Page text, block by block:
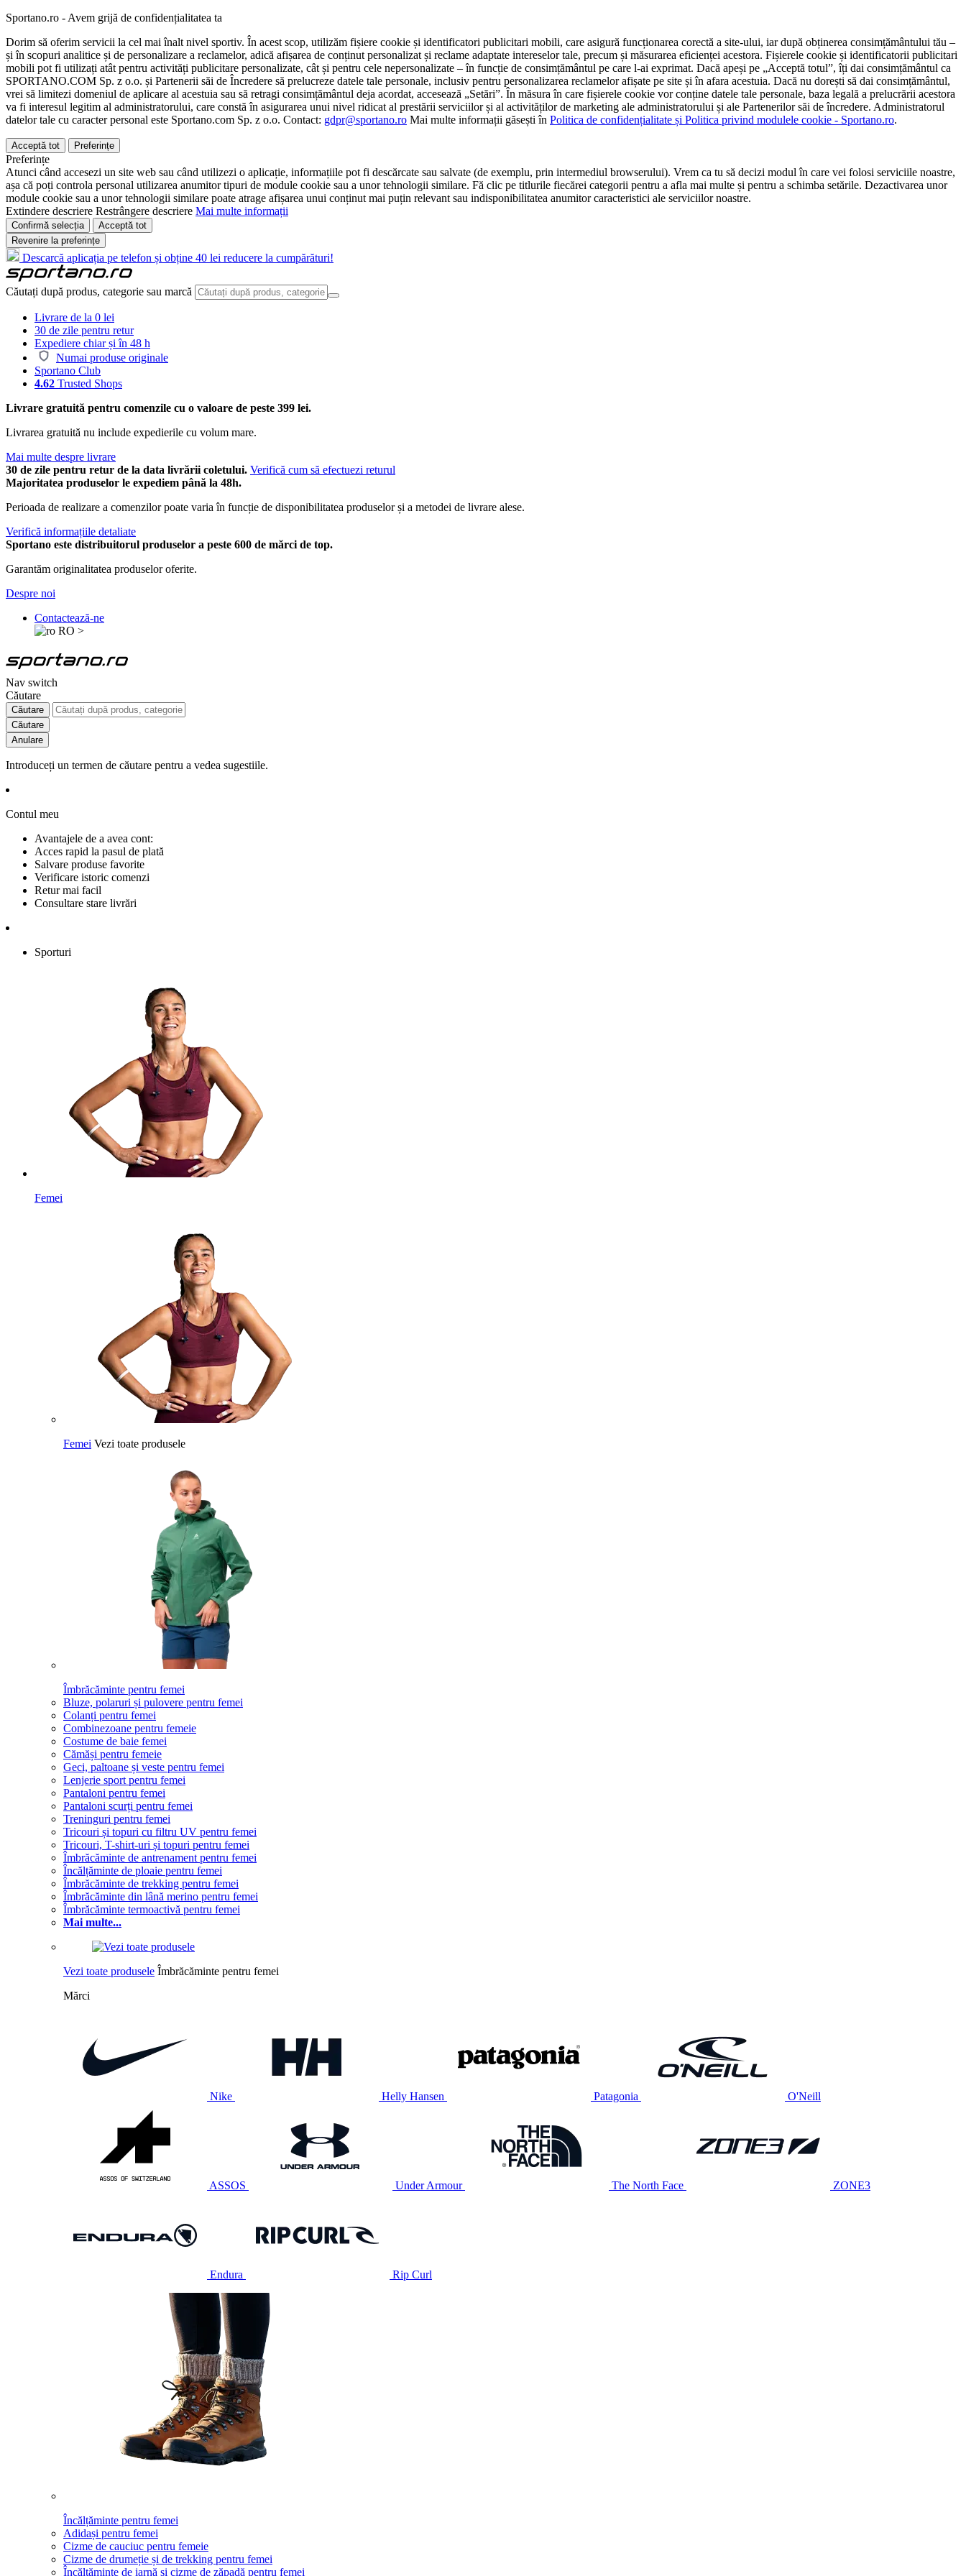
Sportano.ro - Avem grijă de confidențialitatea ta
Dorim să oferim servicii la cel mai înalt nivel sportiv. În acest scop, utilizăm fișiere cookie și identificatori publicitari mobili, care asigură funcționarea corectă a site-ului, iar după obținerea consimțământului tău –
și în scopuri analitice și de personalizare a reclamelor, adică afișarea de conținut personalizat și reclame adaptate intereselor tale, precum și măsurarea eficienței acestora. Fișierele cookie și identificatorii publicitari
mobili pot fi utilizați atât pentru activități publicitare personalizate, cât și pentru cele nepersonalizate – în funcție de consimțământul pe care l-ai exprimat. Dacă apeși pe „Acceptă totul”, îți dai consimțământul ca
SPORTANO.COM Sp. z o.o. și Partenerii săi de Încredere să prelucreze datele tale personale, inclusiv pentru personalizarea reclamelor afișate pe site și în afara acestuia. Dacă nu dorești să dai consimțământul,
vrei să limitezi domeniul de aplicare al acestuia sau să retragi consimțământul deja acordat, accesează „Setări”. În măsura în care fișierele cookie vor conține datele tale personale, baza legală a prelucrării acestora
va fi interesul legitim al administratorului, care constă în asigurarea unui nivel ridicat al prestării serviciilor și al activităților de marketing ale administratorului și ale Partenerilor săi de încredere. Administratorul
datelor tale cu caracter personal este Sportano.com Sp. z o.o. Contact: gdpr@sportano.ro Mai multe informații găsești în Politica de confidențialitate și Politica privind modulele cookie - Sportano.ro.
Acceptă tot Preferințe
Preferințe
Atunci când accesezi un site web sau când utilizezi o aplicație, informațiile pot fi descărcate sau salvate (de exemplu, prin intermediul browserului). Vrem ca tu să decizi modul în care vei folosi serviciile noastre,
așa că poți controla personal utilizarea anumitor tipuri de module cookie sau a unor tehnologii similare. Fă clic pe titlurile fiecărei categorii pentru a afla mai multe și pentru a schimba setările. Dezactivarea unor
module cookie sau a unor tehnologii similare poate atrage afișarea unui conținut mai puțin relevant sau indisponibilitatea anumitor caracteristici ale serviciilor noastre.
Extindere descriere Restrângere descriere Mai multe informații
Confirmă selecția
Acceptă tot
Revenire la preferințe
Descarcă aplicația pe telefon și obține 40 lei reducere la cumpărături!
Căutați după produs, categorie sau marcă
Livrare de la 0 lei
30 de zile pentru retur
Expediere chiar și în 48 h
Numai produse originale
Sportano Club
4.62 Trusted Shops
Livrare gratuită pentru comenzile cu o valoare de peste 399 lei.
Livrarea gratuită nu include expedierile cu volum mare.
Mai multe despre livrare
30 de zile pentru retur de la data livrării coletului. Verifică cum să efectuezi returul
Majoritatea produselor le expediem până la 48h.
Perioada de realizare a comenzilor poate varia în funcție de disponibilitatea produselor și a metodei de livrare alese.
Verifică informațiile detaliate
Sportano este distribuitorul produselor a peste 600 de mărci de top.
Garantăm originalitatea produselor oferite.
Despre noi
Contactează-ne
RO >
Nav switch
Căutare
Căutare
Căutare
Anulare
Introduceți un termen de căutare pentru a vedea sugestiile.
Contul meu
Avantajele de a avea cont:
Acces rapid la pasul de plată
Salvare produse favorite
Verificare istoric comenzi
Retur mai facil
Consultare stare livrări
Sporturi
Femei
Femei Vezi toate produsele
Îmbrăcăminte pentru femei
Bluze, polaruri și pulovere pentru femei
Colanți pentru femei
Combinezoane pentru femeie
Costume de baie femei
Cămăși pentru femeie
Geci, paltoane și veste pentru femei
Lenjerie sport pentru femei
Pantaloni pentru femei
Pantaloni scurți pentru femei
Treninguri pentru femei
Tricouri și topuri cu filtru UV pentru femei
Tricouri, T-shirt-uri și topuri pentru femei
Îmbrăcăminte de antrenament pentru femei
Încălțăminte de ploaie pentru femei
Îmbrăcăminte de trekking pentru femei
Îmbrăcăminte din lână merino pentru femei
Îmbrăcăminte termoactivă pentru femei
Mai multe...
Vezi toate produsele Îmbrăcăminte pentru femei
Mărci
Nike Helly Hansen Patagonia O'Neill
ASSOS Under Armour The North Face ZONE3
Endura Rip Curl
Încălțăminte pentru femei
Adidași pentru femei
Cizme de cauciuc pentru femeie
Cizme de drumeție și de trekking pentru femei
Încălțăminte de iarnă și cizme de zăpadă pentru femei